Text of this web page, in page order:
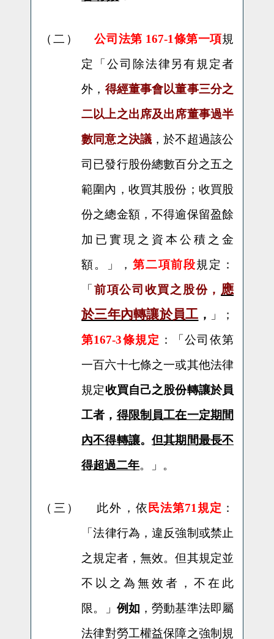
（二） 公司法第 167-1條第一項規
定「 公司除法律另有規定者
外， 得經董事會以董事三分之
二以上之出席及出席董事過半
數同意之決議 ，於不超過該公
司已發行股份總數百分之五之
範圍內，收買其股份；收買股
份之總金額，不得逾保留盈餘
加已實現之資本公積之金
額。
」， 第二項前段規定：
「 前項公司收買之股份， 應
於三年內轉讓於員工 ，
」；
第167-3條規定 ：「公司依第
一百六十七條之一或其他法律
規定收買自己之股份轉讓於員
工者， 得限制員工在一定期間
內不得轉讓。但其期間最長不
得超過二年。」。
（三） 此外，依 民法第71規定 ：
「法律行為，違反強制或禁止
之規定者，無效。但其規定並
不以之為無效者，不在此
限。」 例如 ，勞動基準法即屬
法律對勞工權益保障之強制規